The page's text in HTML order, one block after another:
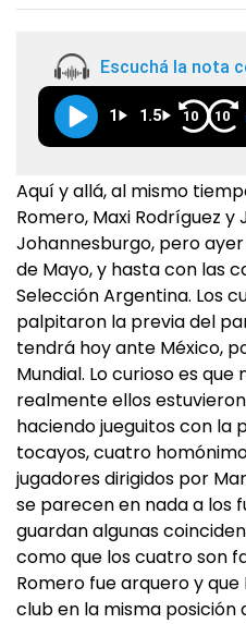
Escuchá la nota
1 1.5 10 10
Aquí y allá, al mismo
Romero, Maxi Rodríguez
Johannesburgo, pero
de Mayo, y hasta con las
Selección Argentina. Los
palpitaron la previa del
tendrá hoy ante México,
Mundial. Lo curioso es que
realmente ellos
haciendo jueguitos con la
tocayos, cuatro
jugadores dirigidos por
se parecen en nada a los
guardan algunas
como que los cuatro son
Romero fue arquero y que
club en la misma posición